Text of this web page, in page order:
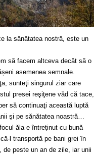
la sănătatea nostră, este un
să facem altceva decât să o
asemenea semnale.
sunteţi singurul ziar care
presei reşiţene văd că tace,
să continuaţi această luptă
şi pe sănătatea noastră…
ăla e întreţinut cu bună
l transportă pe bani grei în
peste un an de zile, iar unii